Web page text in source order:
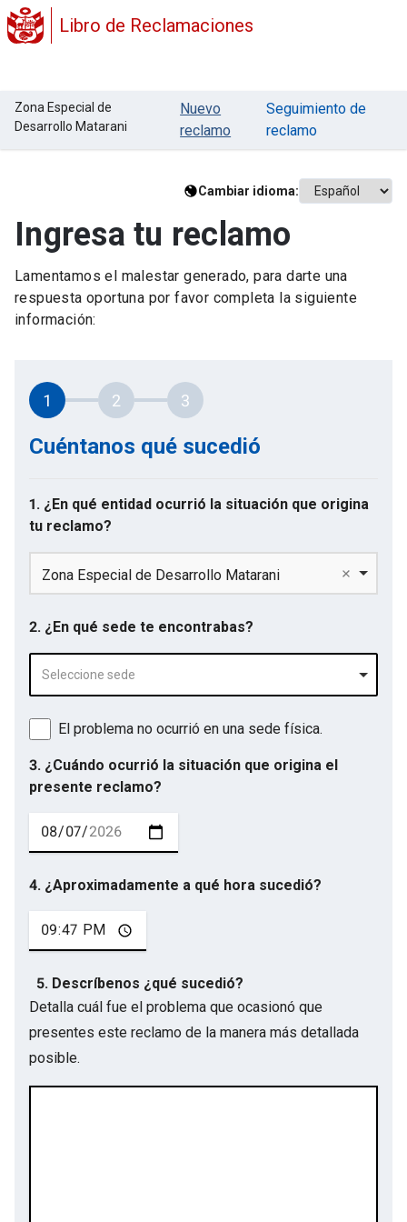
Libro de Reclamaciones
Zona Especial de
Desarrollo Matarani
Nuevo
reclamo
Seguimiento de
reclamo
Cambiar idioma:
Ingresa tu reclamo
Lamentamos el malestar generado, para darte una
respuesta oportuna por favor completa la siguiente
información:
1 2 3
Cuéntanos qué sucedió
1. ¿En qué entidad ocurrió la situación que origina
tu reclamo?
Zona Especial de Desarrollo Matarani
2. ¿En qué sede te encontrabas?
Seleccione sede
El problema no ocurrió en una sede física.
3. ¿Cuándo ocurrió la situación que origina el
presente reclamo?
4. ¿Aproximadamente a qué hora sucedió?
5. Descríbenos ¿qué sucedió?
Detalla cuál fue el problema que ocasionó que
presentes este reclamo de la manera más detallada
posible.